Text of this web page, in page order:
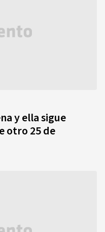
y ella sigue
otro 25 de